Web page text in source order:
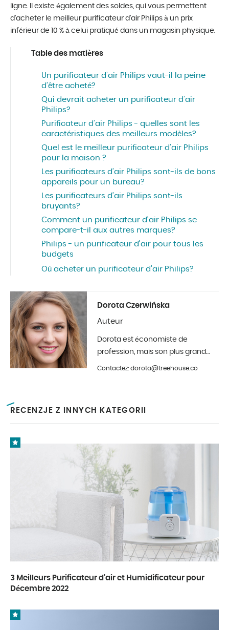
ligne. Il existe également des soldes, qui vous permettent
d’acheter le meilleur purificateur d’air Philips à un prix
inférieur de 10 % à celui pratiqué dans un magasin physique.
Table des matières
Un purificateur d’air Philips vaut-il la peine
d’être acheté?
Qui devrait acheter un purificateur d’air
Philips?
Purificateur d’air Philips - quelles sont les
caractéristiques des meilleurs modèles?
Quel est le meilleur purificateur d’air Philips
pour la maison ?
Les purificateurs d’air Philips sont-ils de bons
appareils pour un bureau?
Les purificateurs d’air Philips sont-ils
bruyants?
Comment un purificateur d’air Philips se
compare-t-il aux autres marques?
Philips - un purificateur d’air pour tous les
budgets
Où acheter un purificateur d’air Philips?
Dorota Czerwińska
Auteur
Dorota est économiste de
profession, mais son plus grand
hobby est la photographie et la
Contactez: dorota@treehouse.co
RECENZJE Z INNYCH KATEGORII
3 Meilleurs Purificateur d'air et Humidificateur pour
Décembre 2022